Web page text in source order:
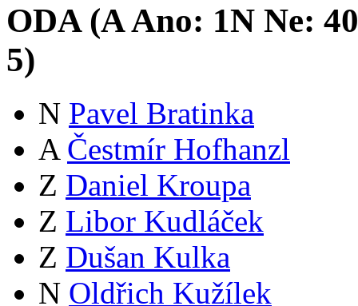
ODA (AAno: 1N Ne: 40
5)
N Pavel Bratinka
A Čestmír Hofhanzl
Z Daniel Kroupa
Z Libor Kudláček
Z Dušan Kulka
N Oldřich Kužílek